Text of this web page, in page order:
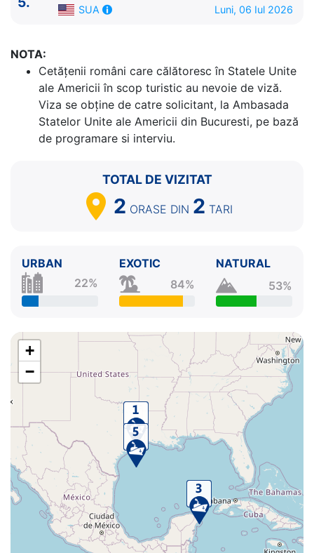
Ziua | Portul | Sosire - Plecare
1. Galveston, Texas
Zi de navigare pe Mare 0:00 - 0:00
Cozumel Mexic 07:00 - 17:00
Zi de navigare pe Mare 0:00 - 0:00
Galveston, Texas SUA 07:00 - ⚓
SUA
Luni, 06 Iul 2026
NOTA:
Cetăţenii români care călătoresc în Statele Unite
ale Americii în scop turistic au nevoie de viză.
Viza se obține de catre solicitant, la Ambasada
Statelor Unite ale Americii din Bucuresti, pe bază
de programare si interviu.
TOTAL DE VIZITAT
2 ORASE DIN 2 TARI
URBAN
22%
EXOTIC
84%
NATURAL
53%
+
−